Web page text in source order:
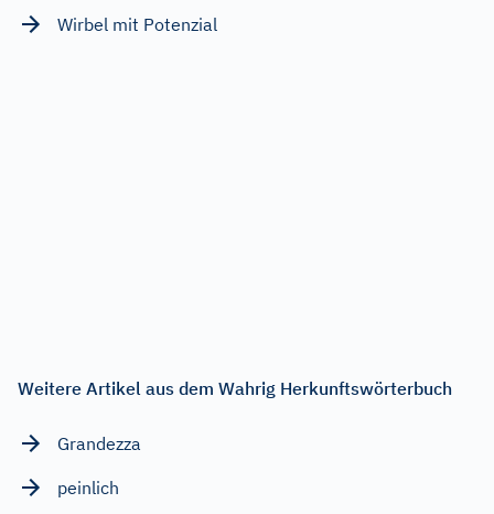
Wirbel mit Potenzial
Weitere Artikel aus dem Wahrig Herkunftswörterbuch
Grandezza
peinlich